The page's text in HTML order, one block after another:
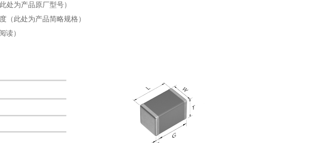
处为产品原厂型号）
（此处为产品简略规格）
读）